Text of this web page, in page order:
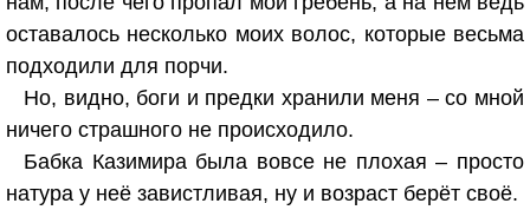
оставалось несколько моих волос, которые весьма
подходили для порчи.
Но, видно, боги и предки хранили меня – со мной
ничего страшного не происходило.
Бабка Казимира была вовсе не плохая – просто
натура у неё завистливая, ну и возраст берёт своё.